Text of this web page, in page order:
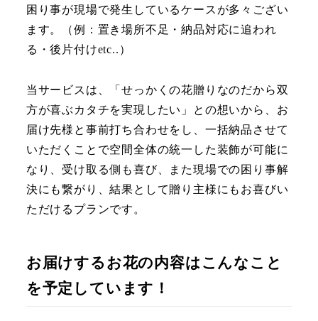
困り事が現場で発生しているケースが多々ござい
ます。（例：置き場所不足・納品対応に追われ
る・後片付けetc..）
当サービスは、「せっかくの花贈りなのだから双
方が喜ぶカタチを実現したい」との想いから、お
届け先様と事前打ち合わせをし、一括納品させて
いただくことで空間全体の統一した装飾が可能に
なり、受け取る側も喜び、また現場での困り事解
決にも繋がり、結果として贈り主様にもお喜びい
ただけるプランです。
お届けするお花の内容はこんなこと
を予定しています！